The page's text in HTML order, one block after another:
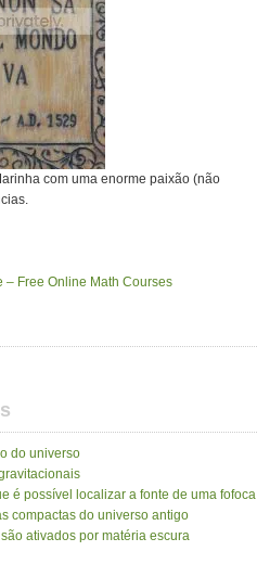
com uma enorme paixão (não
– Free Online Math Courses
do universo
é possível localizar a fonte de uma fofoca
compactas do universo antigo
ativados por matéria escura